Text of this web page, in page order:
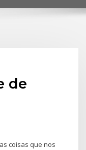
de
coisas que nos